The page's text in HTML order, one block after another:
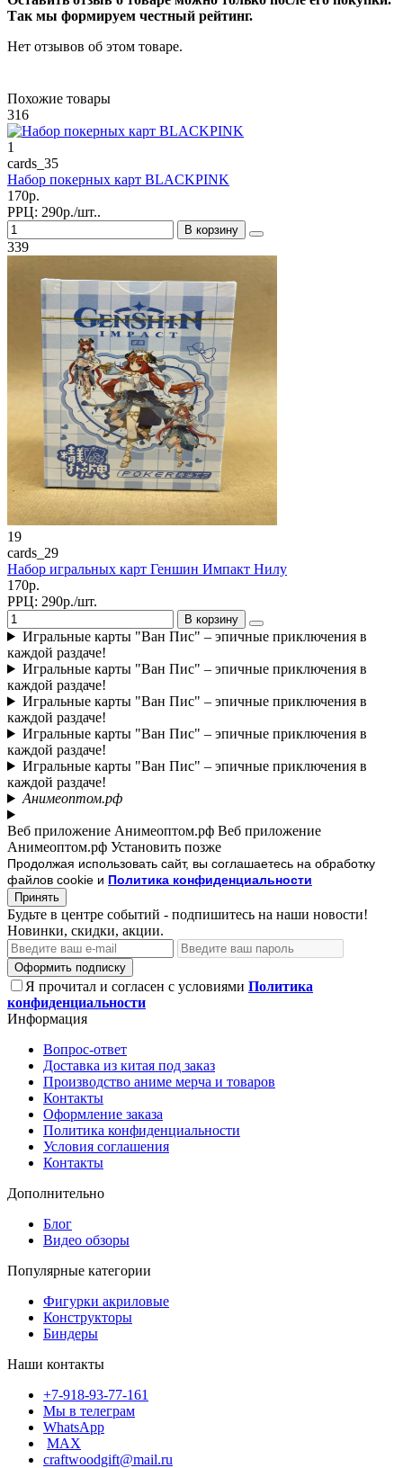
Так мы формируем честный рейтинг.
Нет отзывов об этом товаре.
Похожие товары
316
1
cards_35
Набор покерных карт BLACKPINK
170р.
РРЦ: 290р./шт..
В корзину
339
19
cards_29
Набор игральных карт Геншин Импакт Нилу
170р.
РРЦ: 290р./шт.
В корзину
Игральные карты "Ван Пис" – эпичные приключения в
каждой раздаче!
Игральные карты "Ван Пис" – эпичные приключения в
каждой раздаче!
Игральные карты "Ван Пис" – эпичные приключения в
каждой раздаче!
Игральные карты "Ван Пис" – эпичные приключения в
каждой раздаче!
Игральные карты "Ван Пис" – эпичные приключения в
каждой раздаче!
Анимеоптом.рф
Веб приложение Анимеоптом.рф Веб приложение
Анимеоптом.рф Установить позже
Продолжая использовать сайт, вы соглашаетесь на обработку
файлов cookie и Политика конфиденциальности
Принять
Будьте в центре событий - подпишитесь на наши новости!
Новинки, скидки, акции.
Оформить подписку
Я прочитал и согласен с условиями Политика
конфиденциальности
Информация
Вопрос-ответ
Доставка из китая под заказ
Производство аниме мерча и товаров
Контакты
Оформление заказа
Политика конфиденциальности
Условия соглашения
Контакты
Дополнительно
Блог
Видео обзоры
Популярные категории
Фигурки акриловые
Конструкторы
Биндеры
Наши контакты
+7-918-93-77-161
Мы в телеграм
WhatsApp
MAX
craftwoodgift@mail.ru